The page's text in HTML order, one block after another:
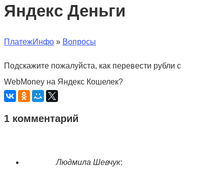
Яндекс Деньги
ПлатежИнфо » Вопросы
Подскажите пожалуйста, как перевести рубли с
WebMoney на Яндекс Кошелек?
1 комментарий
Людмила Шевчук: